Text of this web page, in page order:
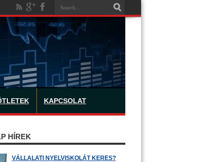
KAPCSOLAT
HÍREK
VÁLLALATI NYELVISKOLÁT KERES?